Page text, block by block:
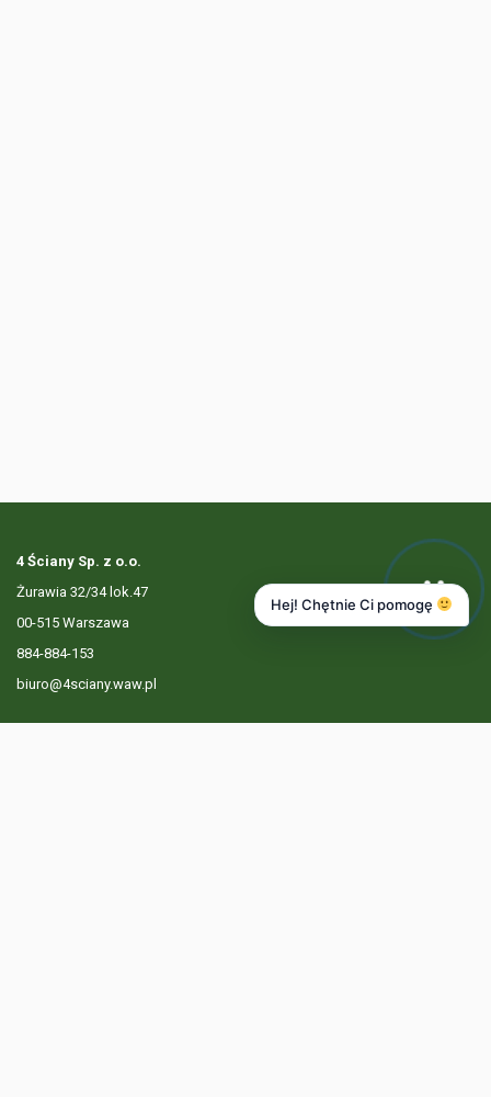
4 Ściany Sp. z o.o.
Żurawia 32/34 lok.47
00-515 Warszawa
884-884-153
biuro@4sciany.waw.pl
Hej! Chętnie Ci pomogę